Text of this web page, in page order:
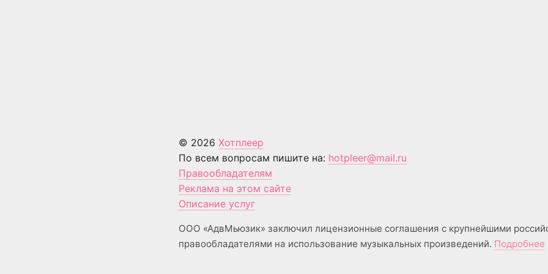
© 2026 Хотплеер
По всем вопросам пишите на: hotpleer@mail.ru
Правообладателям
Реклама на этом сайте
Описание услуг
ООО «АдвМьюзик» заключил лицензионные соглашения с крупнейшими
правообладателями на использование музыкальных произведений. Подробнее